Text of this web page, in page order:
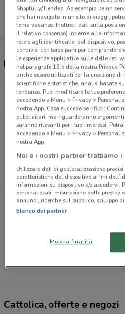
dal tuo cellulare.
Negozi Cattolica a
Via Francesco Baracca, 22
421 m
Via Sabotino, 29/A Bologna
4.1 km
4.9 km
Piazza Di Porta San
5 km
Via Dè Carracci, 67
6.1 km
Cattolica, offerte e negozi
Shopfully/Tiendeo. Ad esempio, se un
che hai navigato in un sito di viaggi,
tema vacanze. Inoltre, i dati sulla
il relativo consenso) insieme alle
rete e agli identificativi del dispositivo,
condivisi con terze parti per
le esperienze applicative sulle delle reti
nel paragrafo 13.b della nostra Privacy
anche essere utilizzati per la creazione di
scientifiche e statistiche, analisi basate
tendenze. Puoi modificare le tue
accedendo a Menu > Privacy >
nostra App. Cosa succede se rifiuti:
pubblicitari, ma riguarderanno
saranno rilevanti per i tuoi interessi.
accedendo a Menu > Privacy >
nostra App.
Noi e i nostri partner trattiamo
Utilizzare dati di geolocalizzazione
caratteristiche del dispositivo ai fini
informazioni su dispositivo e/o accedervi.
personalizzati, misurazione delle
annunci, ricerche sul pubblico, sviluppo di
Elenco dei partner
Mostra finalità